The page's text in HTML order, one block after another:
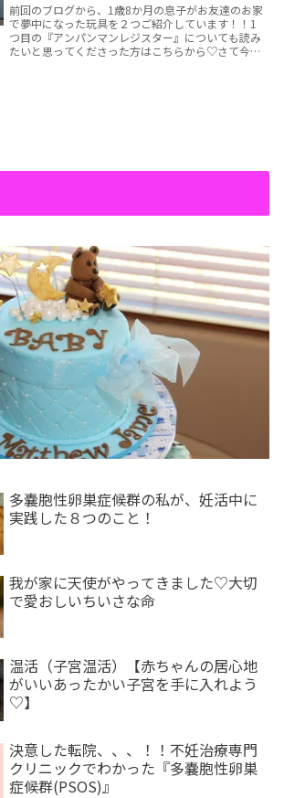
前回のブログから、1歳8か月の息子がお友達のお家
で夢中になった玩具を２つご紹介しています！！1
つ目の『アンパンマンレジスター』についても読み
たいと思ってくださった方はこちらから♡さて今回
多嚢胞性卵巣症候群の私が、妊活中に
実践した８つのこと！
我が家に天使がやってきました♡大切
で愛おしいちいさな命
温活（子宮温活）【赤ちゃんの居心地
がいいあったかい子宮を手に入れよう
♡】
決意した転院、、、！！不妊治療専門
クリニックでわかった『多嚢胞性卵巣
症候群(PSOS)』